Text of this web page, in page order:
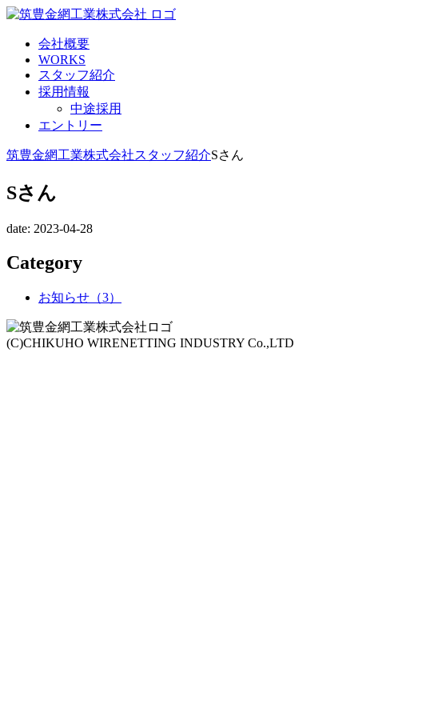
会社概要
WORKS
スタッフ紹介
採用情報
中途採用
エントリー
筑豊金網工業株式会社スタッフ紹介Sさん
Sさん
date: 2023-04-28
Category
お知らせ（3）
(C)CHIKUHO WIRENETTING INDUSTRY Co.,LTD